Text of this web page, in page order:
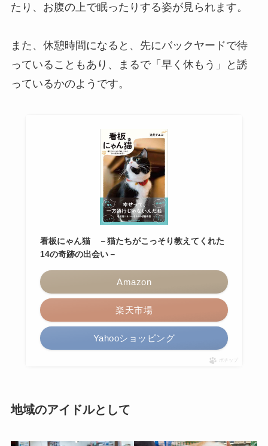
たり、お腹の上で眠ったりする姿が見られます。
また、休憩時間になると、先にバックヤードで待
っていることもあり、まるで「早く休もう」と誘
っているかのようです。
看板にゃん猫 －猫たちがこっそり教えてくれた
14の奇跡の出会い－
Amazon
楽天市場
Yahooショッピング
ポチップ
地域のアイドルとして